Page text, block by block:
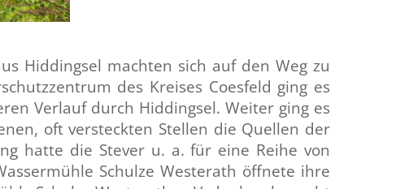
Hiddingsel machten sich auf den Weg zu
des Kreises Coesfeld ging es
Verlauf durch Hiddingsel. Weiter ging es
oft versteckten Stellen die Quellen der
hatte die Stever u. a. für eine Reihe von
Schulze Westerath öffnete ihre